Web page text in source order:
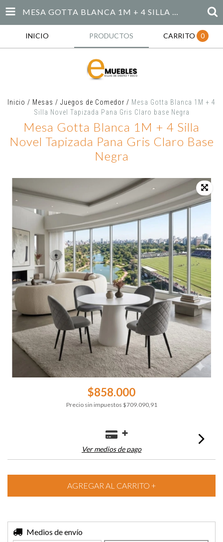
MESA GOTTA BLANCA 1M + 4 SILLA NOVEL TAPIZADA PANA GRIS CLARO BASE NEGRA
INICIO PRODUCTOS CARRITO 0
Inicio / Mesas / Juegos de Comedor / Mesa Gotta Blanca 1M + 4
Silla Novel Tapizada Pana Gris Claro base Negra
Mesa Gotta Blanca 1M + 4 Silla
Novel Tapizada Pana Gris Claro Base
Negra
$858.000
Precio sin impuestos $709.090,91
Ver medios de pago
Entregas para el CP:
Medios de envío